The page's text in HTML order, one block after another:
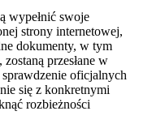
wypełnić swoje
strony internetowej,
dokumenty, w tym
przesłane w
oficjalnych
się z konkretnymi
rozbieżności